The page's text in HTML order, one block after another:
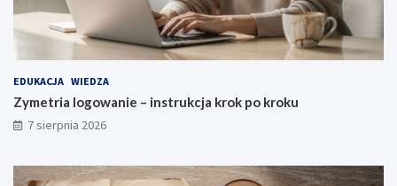
EDUKACJA WIEDZA
Zymetria logowanie – instrukcja krok po kroku
7 sierpnia 2026